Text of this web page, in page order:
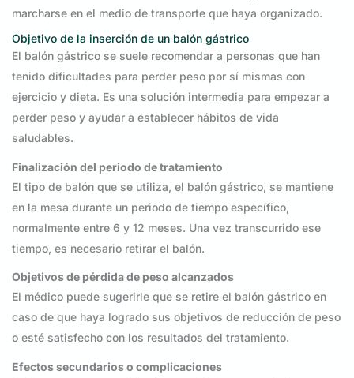
marcharse en el medio de transporte que haya organizado.
Objetivo de la inserción de un balón gástrico
El balón gástrico se suele recomendar a personas que han
tenido dificultades para perder peso por sí mismas con
ejercicio y dieta. Es una solución intermedia para empezar a
perder peso y ayudar a establecer hábitos de vida
saludables.
Finalización del periodo de tratamiento
El tipo de balón que se utiliza, el balón gástrico, se mantiene
en la mesa durante un periodo de tiempo específico,
normalmente entre 6 y 12 meses. Una vez transcurrido ese
tiempo, es necesario retirar el balón.
Objetivos de pérdida de peso alcanzados
El médico puede sugerirle que se retire el balón gástrico en
caso de que haya logrado sus objetivos de reducción de peso
o esté satisfecho con los resultados del tratamiento.
Efectos secundarios o complicaciones